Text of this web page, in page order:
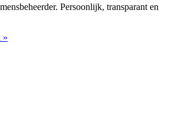
Persoonlijk, transparant en
»